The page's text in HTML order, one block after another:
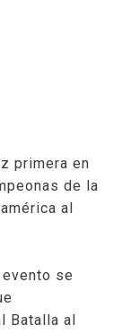
primera en
de la
al
se
Batalla al